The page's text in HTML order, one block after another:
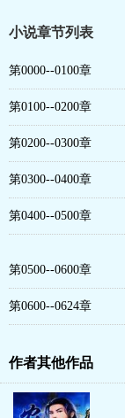
小说章节列表
第0000--0100章
第0100--0200章
第0200--0300章
第0300--0400章
第0400--0500章
第0500--0600章
第0600--0624章
作者其他作品